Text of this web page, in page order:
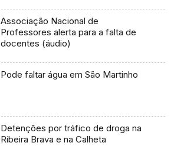
Associação Nacional de
Professores alerta para a falta de
docentes (áudio)
Pode faltar água em São Martinho
Detenções por tráfico de droga na
Ribeira Brava e na Calheta